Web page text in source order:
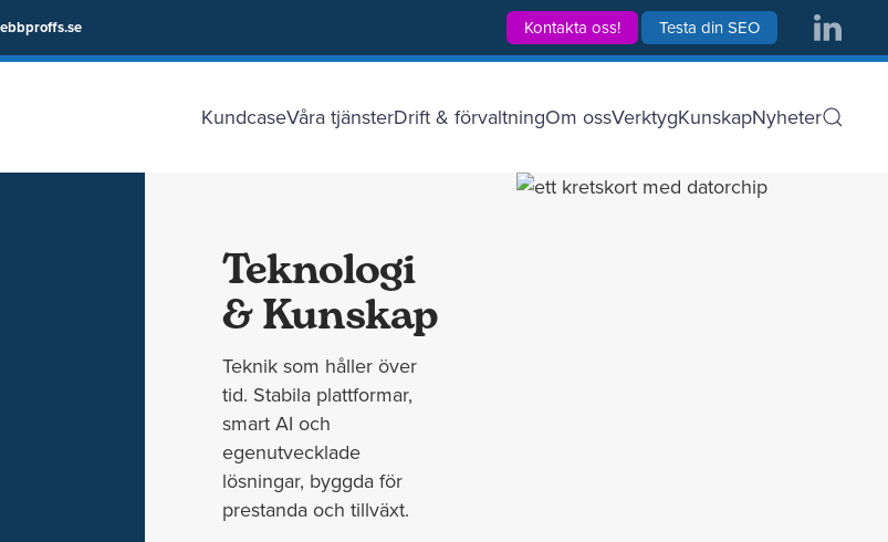
Kontakta oss! Testa din SEO
KundcaseVåra tjänsterDrift & förvaltningOm ossVerktygKunskapNyheter
Teknologi
& Kunskap
Teknik som håller över
tid. Stabila plattformar,
smart AI och
egenutvecklade
lösningar, byggda för
prestanda och tillväxt.